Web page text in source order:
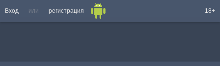
Вход или регистрация 18+